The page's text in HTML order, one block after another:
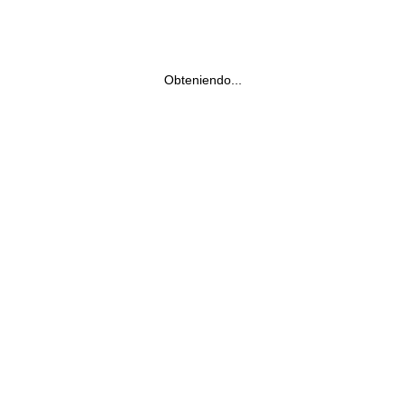
Obteniendo...